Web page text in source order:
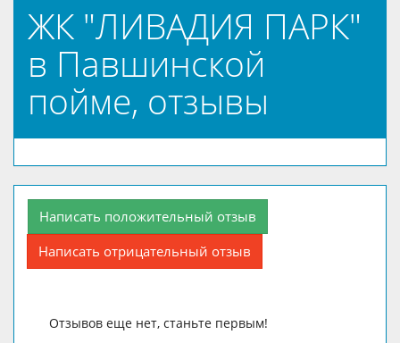
ЖК "ЛИВАДИЯ ПАРК"
в Павшинской
пойме, отзывы
Написать положительный отзыв
Написать отрицательный отзыв
Отзывов еще нет, станьте первым!